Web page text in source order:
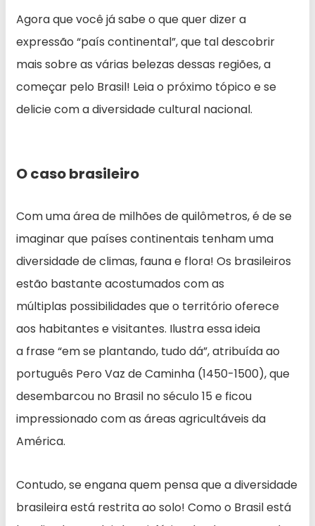
Agora que você já sabe o que quer dizer a
expressão “país continental”, que tal descobrir
mais sobre as várias belezas dessas regiões, a
começar pelo Brasil! Leia o próximo tópico e se
delicie com a diversidade cultural nacional.
O caso brasileiro
Com uma área de milhões de quilômetros, é de se
imaginar que países continentais tenham uma
diversidade de climas, fauna e flora! Os brasileiros
estão bastante acostumados com as
múltiplas possibilidades que o território oferece
aos habitantes e visitantes. Ilustra essa ideia
a frase “em se plantando, tudo dá”, atribuída ao
português Pero Vaz de Caminha (1450-1500), que
desembarcou no Brasil no século 15 e ficou
impressionado com as áreas agricultáveis da
América.
Contudo, se engana quem pensa que a diversidade
brasileira está restrita ao solo! Como o Brasil está